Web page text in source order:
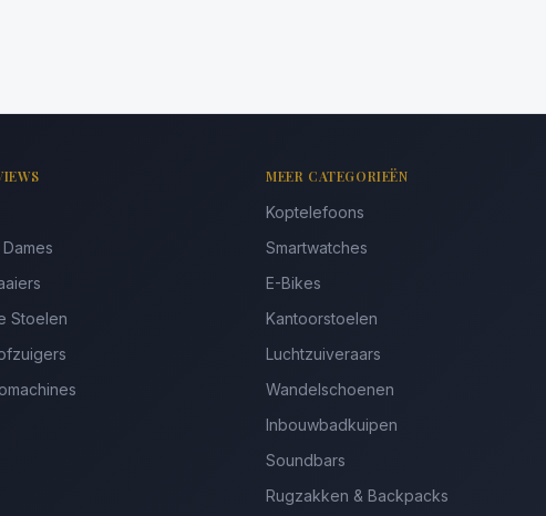
Stoelen
MEER CATEGORIEËN
Koptelefoons
Smartwatches
E-Bikes
Kantoorstoelen
Luchtzuiveraars
Wandelschoenen
Inbouwbadkuipen
Soundbars
Rugzakken & Backpacks